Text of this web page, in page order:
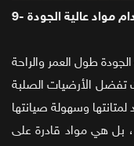
مواد عالية الجودة
تفضل الأرضيات الصلبة
بل هي مواد قادرة على